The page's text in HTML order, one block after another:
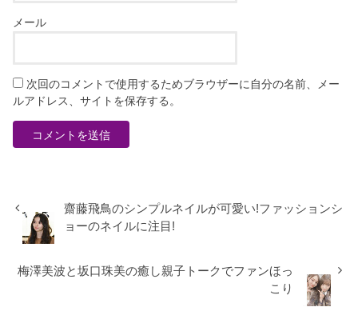
メール
次回のコメントで使用するためブラウザーに自分の名前、メー
ルアドレス、サイトを保存する。
齋藤飛鳥のシンプルネイルが可愛い!ファッションシ
ョーのネイルに注目!
梅澤美波と坂口珠美の癒し親子トークでファンほっ
こり